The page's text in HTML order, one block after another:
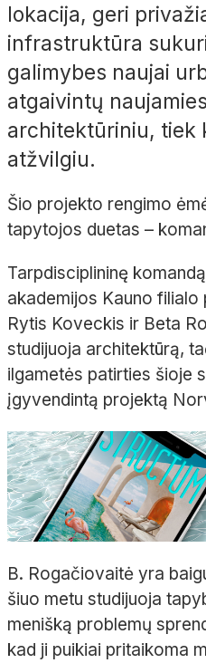
lokacija, geri
infrastruktūra
galimybes naujai
atgaivintų
architektūriniu, tiek
atžvilgiu.
Šio projekto rengimo
tapytojos duetas –
Tarpdisciplininę
akademijos Kauno
Rytis Koveckis ir Beta
studijuoja architektūrą,
ilgametės patirties šioje
įgyvendintą projektą
B. Rogačiovaitė yra
šiuo metu studijuoja
menišką problemų
kad ji puikiai pritaikoma